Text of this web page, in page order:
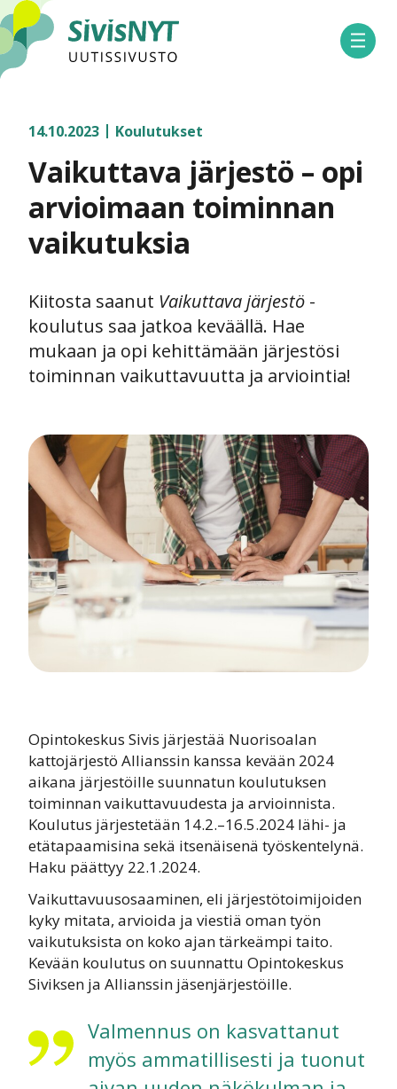
SivisNYT
Avaa
14.10.2023 Koulutukset
Vaikuttava järjestö – opi
arvioimaan toiminnan
vaikutuksia
Kiitosta saanut Vaikuttava järjestö -
koulutus saa jatkoa keväällä. Hae
mukaan ja opi kehittämään järjestösi
toiminnan vaikuttavuutta ja arviointia!
Opintokeskus Sivis järjestää Nuorisoalan
kattojärjestö Allianssin kanssa kevään 2024
aikana järjestöille suunnatun koulutuksen
toiminnan vaikuttavuudesta ja arvioinnista.
Koulutus järjestetään 14.2.–16.5.2024 lähi- ja
etätapaamisina sekä itsenäisenä työskentelynä.
Haku päättyy 22.1.2024.
Vaikuttavuusosaaminen, eli järjestötoimijoiden
kyky mitata, arvioida ja viestiä oman työn
vaikutuksista on koko ajan tärkeämpi taito.
Kevään koulutus on suunnattu Opintokeskus
Siviksen ja Allianssin jäsenjärjestöille.
Valmennus on kasvattanut
myös ammatillisesti ja tuonut